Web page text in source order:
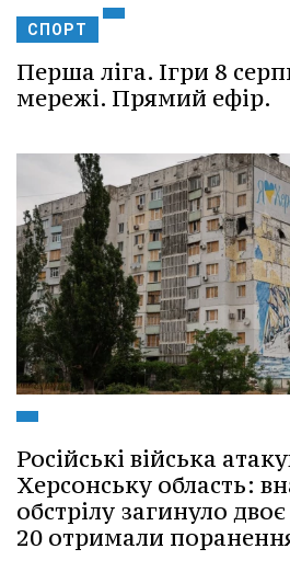
СПОРТ
Перша ліга. Ігри 8
мережі. Прямий ефір.
Російські війська
Херсонську область:
обстрілу загинуло
20 отримали